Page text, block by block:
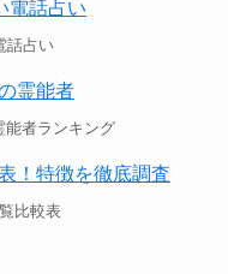
話占い
能者ランキング
比較表